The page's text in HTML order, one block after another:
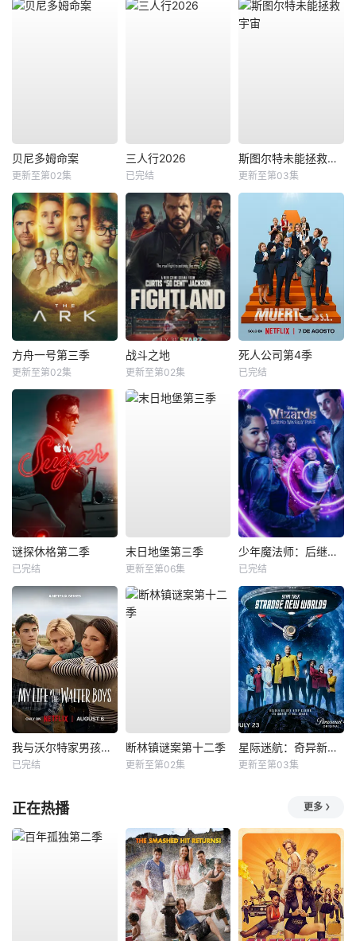
贝尼多姆命案
更新至第02集
三人行2026
已完结
斯图尔特未能拯救宇宙
更新至第03集
方舟一号第三季
更新至第02集
战斗之地
更新至第02集
死人公司第4季
已完结
谜探休格第二季
已完结
末日地堡第三季
更新至第06集
少年魔法师：后继者第三季
已完结
我与沃尔特家男孩的生活第三季
已完结
断林镇谜案第十二季
更新至第02集
星际迷航：奇异新世界第四季
更新至第03集
正在热播 更多